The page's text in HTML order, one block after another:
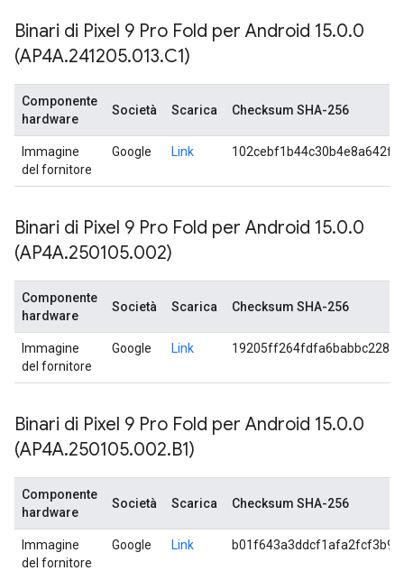
Binari di Pixel 9 Pro Fold per Android 15.0.0
(AP4A.241205.013.C1)
Componente
hardware
Società Scarica Checksum SHA-256
Immagine
del fornitore
Google Link
Binari di Pixel 9 Pro Fold per Android 15.0.0
(AP4A.250105.002)
Componente
hardware
Società Scarica Checksum SHA-256
Immagine
del fornitore
Google Link
Binari di Pixel 9 Pro Fold per Android 15.0.0
(AP4A.250105.002.B1)
Componente
hardware
Società Scarica Checksum SHA-256
Immagine
del fornitore
Google Link